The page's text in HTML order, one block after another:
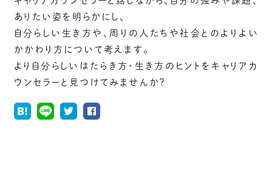
ありたい姿を明らかにし、
自分らしい生き方や、周りの人たちや社会とのよりよい
かかわり方について考えます。
より自分らしいはたらき方・生き方のヒントをキャリアカ
ウンセラーと見つけてみませんか？